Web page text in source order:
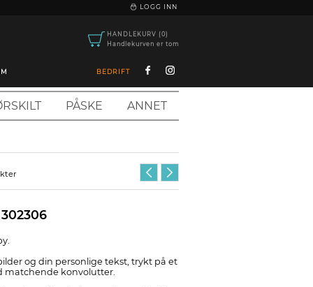
LOGG INN
HANDLEKURV (0)
Handlekurven er tom
BEDRIFT
PÅSKE ANNET
og din personlige tekst, trykt på et
matchende konvolutter.